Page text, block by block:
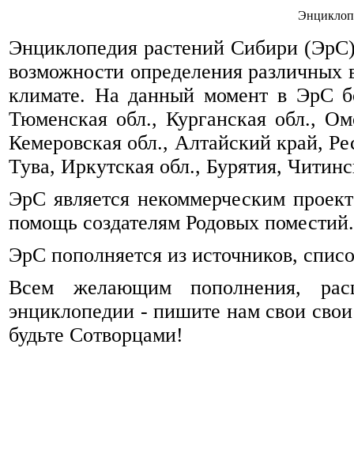
Энциклопедия растений Сибири (ЭрС)
возможности определения
климате. На данный момент в ЭрС
Тюменская обл., Курганская обл.,
Кемеровская обл., Алтайский край,
Тува, Иркутская обл., Бурятия,
ЭрС является некоммерческим
помощь создателям Родовых поместий.
ЭрС пополняется из источников,
Всем желающим пополнения,
энциклопедии - пишите нам свои
будьте Сотворцами!